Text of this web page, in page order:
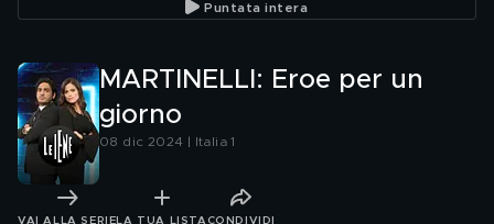
Puntata intera
MARTINELLI: Eroe per un
giorno
08 dic 2024 | Italia 1
VAI ALLA SERIE LA TUA LISTA CONDIVIDI